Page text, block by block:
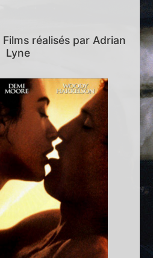
réalisés par Adrian
Lyne